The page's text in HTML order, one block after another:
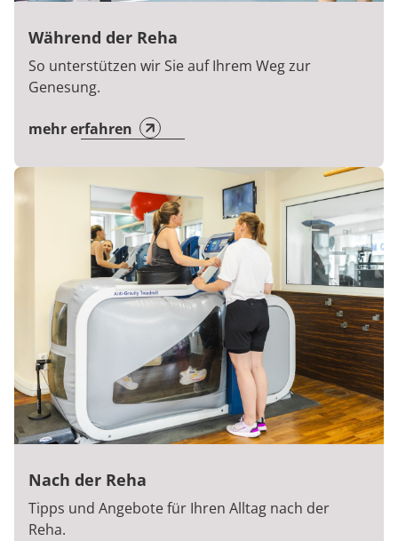
Während der Reha
So unterstützen wir Sie auf Ihrem Weg zur
Genesung.
mehr erfahren
Nach der Reha
Tipps und Angebote für Ihren Alltag nach der
Reha.